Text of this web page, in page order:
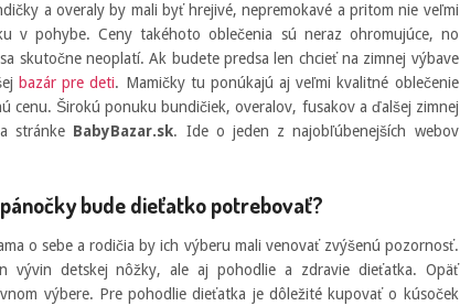
a overaly by mali byť hrejivé, nepremokavé a pritom nie veľmi
v pohybe. Ceny takéhoto oblečenia sú neraz ohromujúce, no
skutočne neoplatí. Ak budete predsa len chcieť na zimnej výbave
bazár pre deti. Mamičky tu ponúkajú aj veľmi kvalitné oblečenie
cenu. Širokú ponuku bundičiek, overalov, fusakov a ďalšej zimnej
stránke BabyBazar.sk. Ide o jeden z najobľúbenejších webov
bude dieťatko potrebovať?
o sebe a rodičia by ich výberu mali venovať zvýšenú pozornosť.
vývin detskej nôžky, ale aj pohodlie a zdravie dieťatka. Opäť
výbere. Pre pohodlie dieťatka je dôležité kupovať o kúsoček